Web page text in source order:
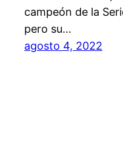
campeón de la
pero su…
agosto 4, 2022